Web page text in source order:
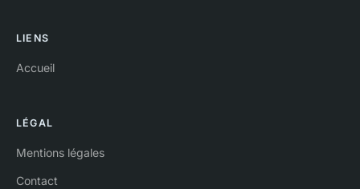
LIENS
Accueil
LÉGAL
Mentions légales
Contact